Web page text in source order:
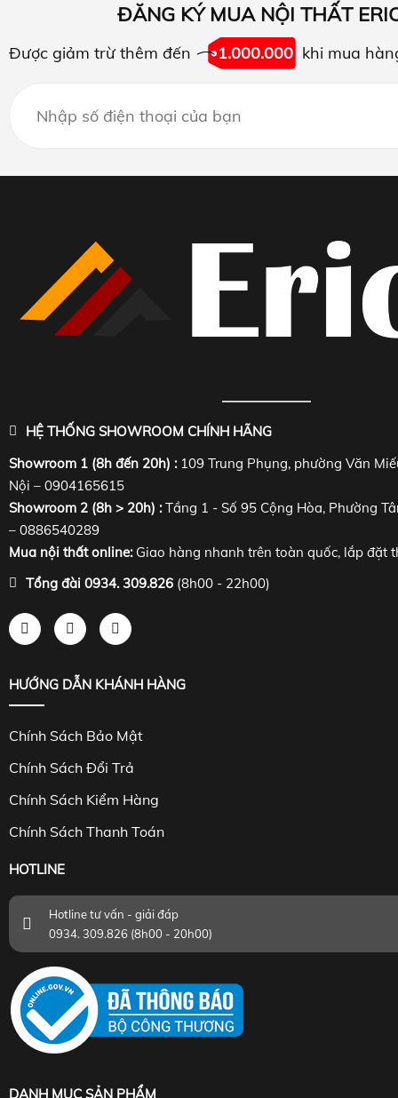
ĐĂNG KÝ MUA NỘI THẤT
Được giảm trừ thêm đến 1.000.000 khi mua
HỆ THỐNG SHOWROOM CHÍNH HÃNG
Showroom 1 (8h đến 20h) : 109 Trung Phụng, phường Văn
Nội – 0904165615
Showroom 2 (8h > 20h) :Tầng 1 - Số 95 Cộng Hòa, Phường
– 0886540289
Mua nội thất online:Giao hàng nhanh trên toàn quốc, lắp đặt
Tổng đài 0934. 309.826 (8h00 - 22h00)
HƯỚNG DẪN KHÁNH HÀNG
Chính Sách Bảo Mật
Chính Sách Đổi Trả
Chính Sách Kiểm Hàng
Chính Sách Thanh Toán
HOTLINE
Hotline tư vấn - giải đáp
0934. 309.826 (8h00 - 20h00)
DANH MỤC SẢN PHẨM